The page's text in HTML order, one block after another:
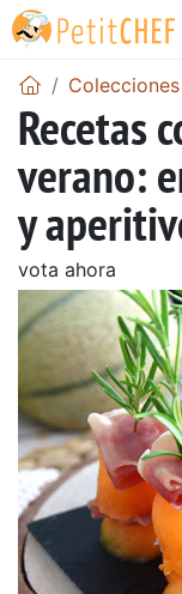
Recetas
verano:
y
vota ahora